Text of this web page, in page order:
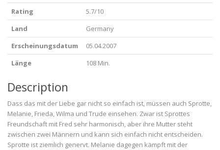
Rating
5.7/10
Land
Germany
Erscheinungsdatum
05.04.2007
Länge
108 Min.
Description
Dass das mit der Liebe gar nicht so einfach ist, müssen auch Sprotte,
Melanie, Frieda, Wilma und Trude einsehen. Zwar ist Sprottes
Freundschaft mit Fred sehr harmonisch, aber ihre Mutter steht
zwischen zwei Männern und kann sich einfach nicht entscheiden.
Sprotte ist ziemlich genervt. Melanie dagegen kämpft mit der